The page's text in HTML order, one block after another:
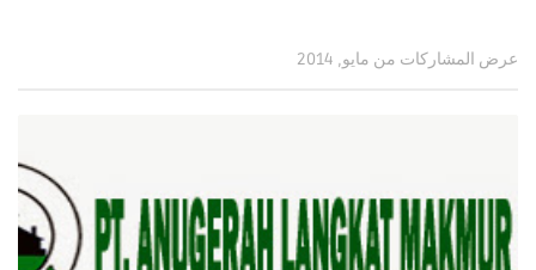
عرض المشاركات من مايو, 2014